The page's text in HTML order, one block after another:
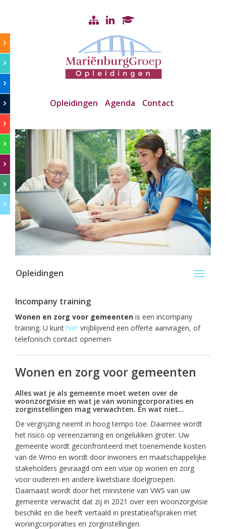
Opleidingen Agenda Contact
Toggle
Opleidingen
Incompany training
Wonen en zorg voor gemeenten is een incompany
training. U kunt hier vrijblijvend een offerte aanvragen, of
telefonisch contact opnemen
Wonen en zorg voor gemeenten
Alles wat je als gemeente moet weten over de
woonzorgvisie en wat je van woningcorporaties en
zorginstellingen mag verwachten. Én wat niet…
De vergrijzing neemt in hoog tempo toe. Daarmee wordt
het risico op vereenzaming en ongelukken groter. Uw
gemeente wordt geconfronteerd met toenemende kosten
van de Wmo en wordt door inwoners en maatschappelijke
stakeholders gevraagd om een visie op wonen en zorg
voor ouderen en andere kwetsbare doelgroepen.
Daarnaast wordt door het ministerie van VWS van uw
gemeente verwacht dat zij in 2021 over een woonzorgvisie
beschikt en die heeft vertaald in prestatieafspraken met
woningcorporaties en zorginstellingen.